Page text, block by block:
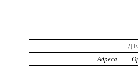
Адреса